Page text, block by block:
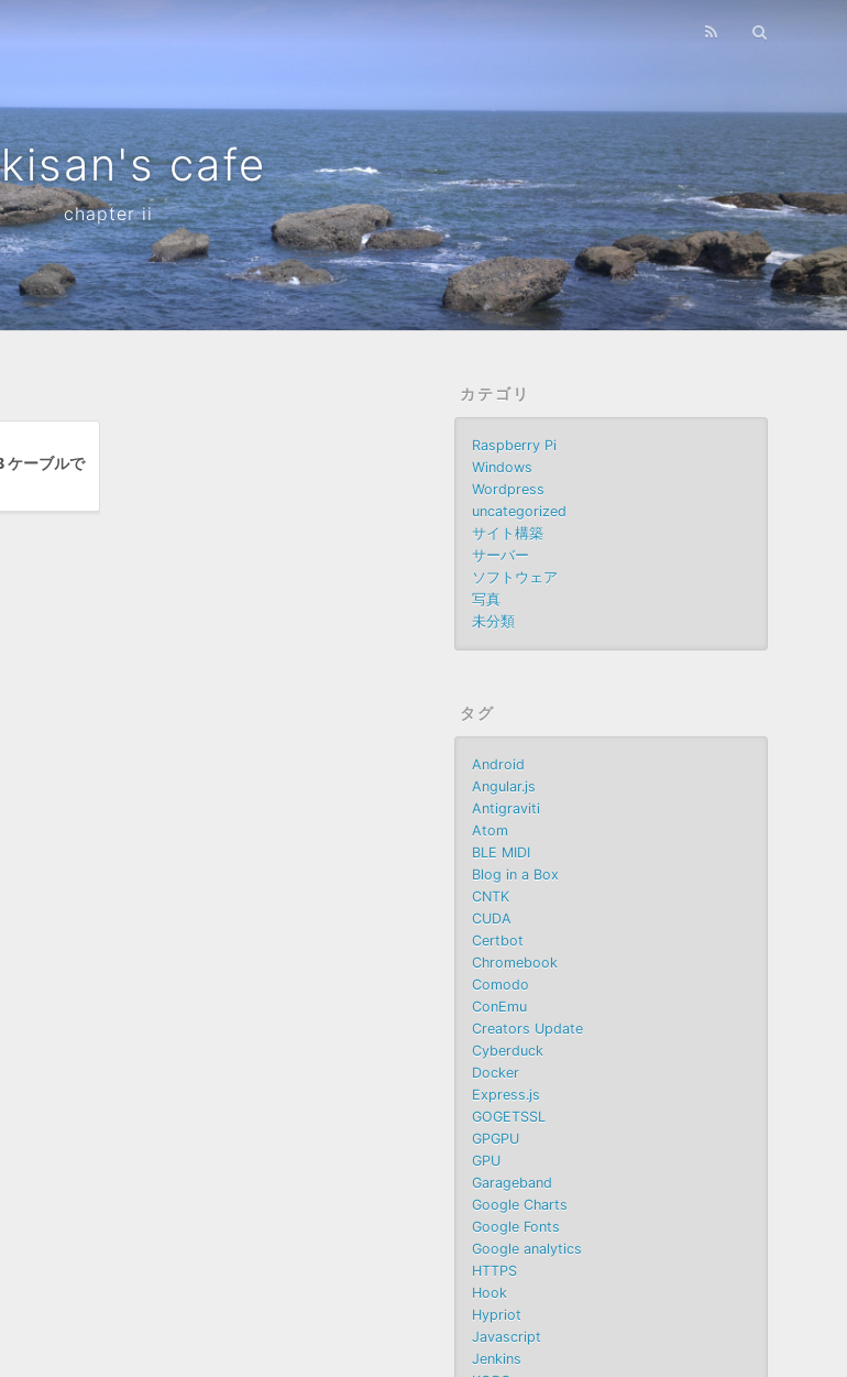
cafe
chapter ii
ケーブルで
カテゴリ
Raspberry Pi
Windows
Wordpress
uncategorized
サイト構築
サーバー
ソフトウェア
写真
未分類
タグ
Android
Angular.js
Antigraviti
Atom
BLE MIDI
Blog in a Box
CNTK
CUDA
Certbot
Chromebook
Comodo
ConEmu
Creators Update
Cyberduck
Docker
Express.js
GOGETSSL
GPGPU
GPU
Garageband
Google Charts
Google Fonts
Google analytics
HTTPS
Hook
Hypriot
Javascript
Jenkins